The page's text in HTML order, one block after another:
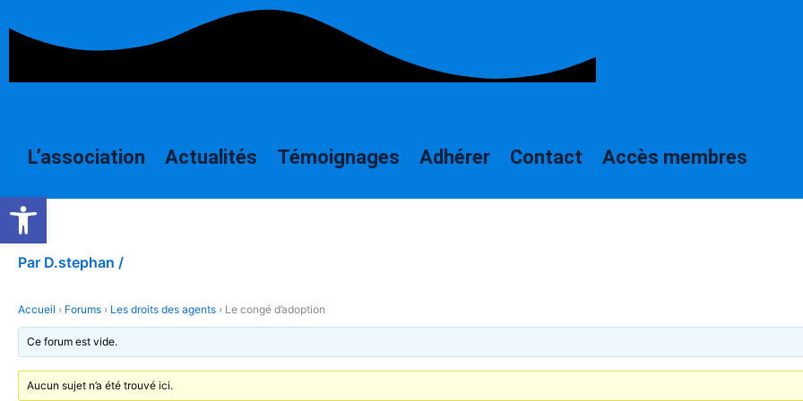
au
L’association Actualités Témoignages Adhérer Contact Accès membres
Par D.stephan /
Accueil › Forums › Les droits des agents › Le congé d’adoption
Ce forum est vide.
Aucun sujet n’a été trouvé ici.
Ouvrir la barre d’outils